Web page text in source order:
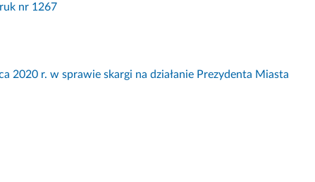
nr 1267
2020 r. w sprawie skargi na działanie Prezydenta Miasta